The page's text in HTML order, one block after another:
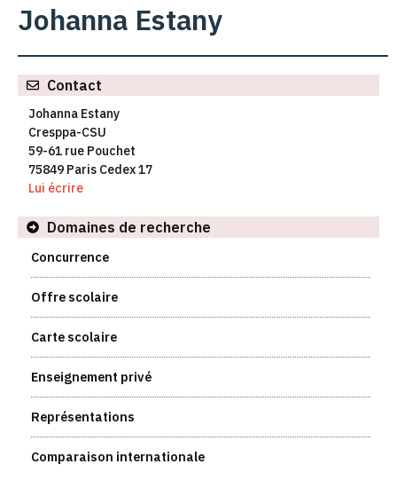
Johanna Estany
Contact
Johanna Estany
Cresppa-CSU
59-61 rue Pouchet
75849 Paris Cedex 17
Lui écrire
Domaines de recherche
Concurrence
Offre scolaire
Carte scolaire
Enseignement privé
Représentations
Comparaison internationale